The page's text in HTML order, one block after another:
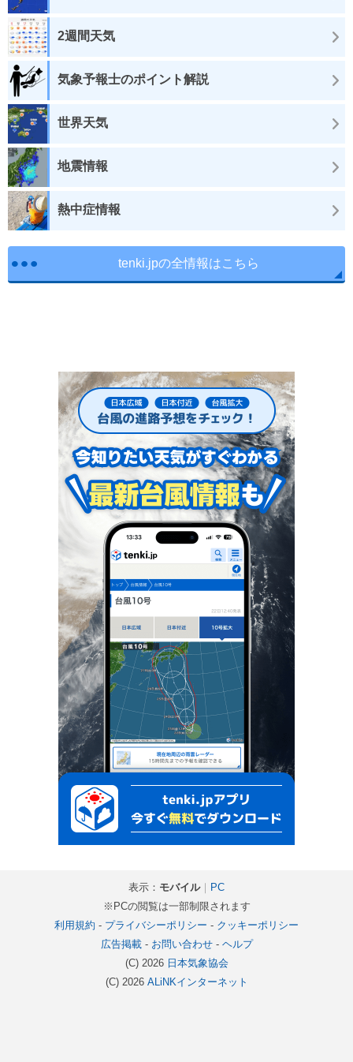
2週間天気
気象予報士のポイント解説
世界天気
地震情報
熱中症情報
tenki.jpの全情報はこちら
表示： モバイル｜
PC
※PCの閲覧は一部制限されます
利用規約 - プライバシーポリシー - クッキーポリシー
広告掲載- お問い合わせ- ヘルプ
(C) 2026 日本気象協会
(C) 2026 ALiNKインターネット